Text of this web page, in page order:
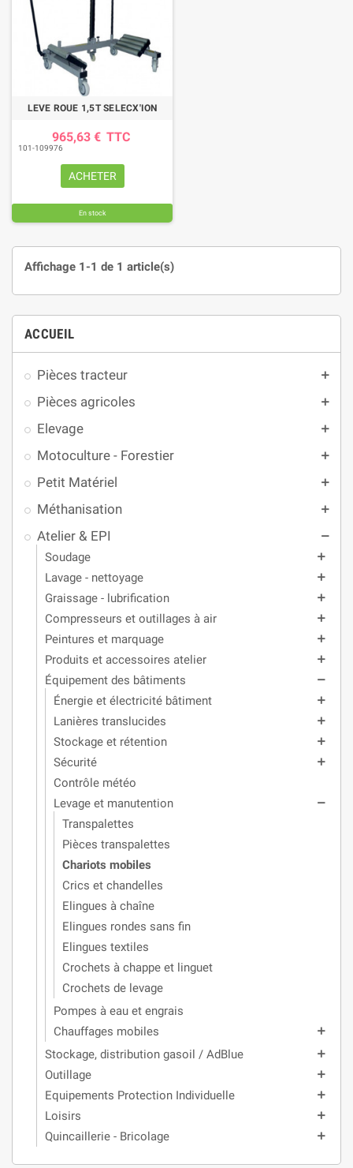
ACCUEIL
Pièces tracteur add
Pièces agricoles add
Elevage add
Motoculture - Forestier add
Petit Matériel add
Méthanisation add
Atelier & EPI remove
Soudage add
Lavage - nettoyage add
Graissage - lubrification add
Compresseurs et outillages à air add
Peintures et marquage add
Produits et accessoires atelier add
Équipement des bâtiments remove
Énergie et électricité bâtiment add
Lanières translucides add
Stockage et rétention add
Sécurité add
Contrôle météo
Levage et manutention
remove
Transpalettes
Pièces transpalettes
Chariots mobiles
Crics et chandelles
Elingues à chaîne
Elingues rondes sans fin
Elingues textiles
Crochets à chappe et linguet
Crochets de levage
Pompes à eau et engrais
Chauffages mobiles
add
Stockage, distribution gasoil / AdBlue add
Outillage add
Equipements Protection Individuelle add
Loisirs add
Quincaillerie - Bricolage add
LEVE ROUE 1,5T SELECX'ION
965,63 € TTC
101-109976
ACHETER
En stock
Affichage 1-1 de 1 article(s)